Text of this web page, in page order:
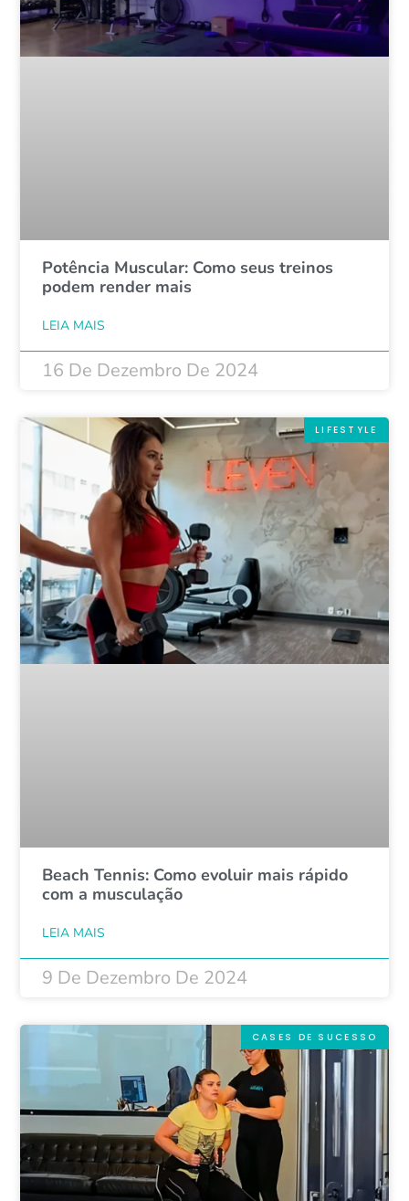
Potência Muscular: Como seus treinos
podem render mais
LEIA MAIS
16 De Dezembro De 2024
LIFESTYLE
Beach Tennis: Como evoluir mais rápido
com a musculação
LEIA MAIS
9 De Dezembro De 2024
CASES DE SUCESSO